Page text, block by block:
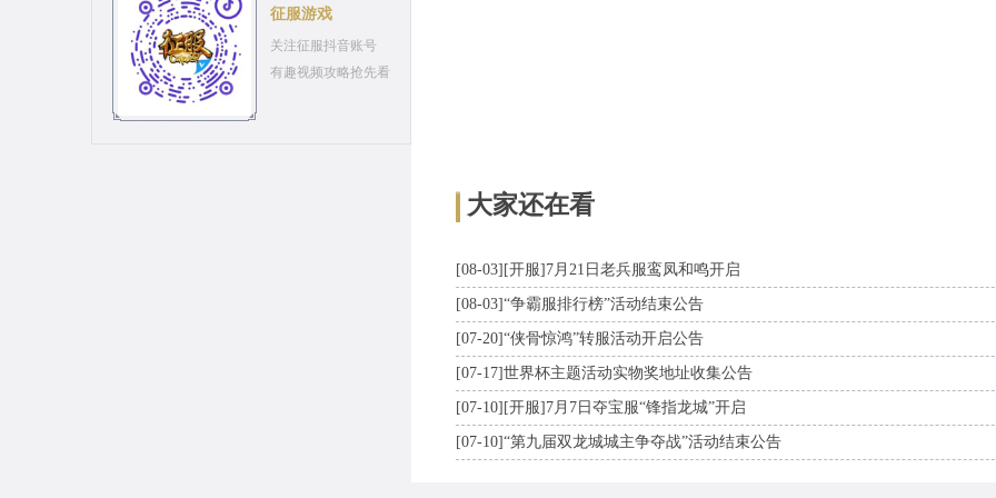
征服游戏
关注征服抖音账号
有趣视频攻略抢先看
大家还在看
[08-03] [开服]7月21日老兵服鸾凤和鸣开启
[08-03]“争霸服排行榜”活动结束公告
[07-20]“侠骨惊鸿”转服活动开启公告
[07-17]世界杯主题活动实物奖地址收集公告
[07-10] [开服]7月7日夺宝服“锋指龙城”开启
[07-10]“第九届双龙城城主争夺战”活动结束公告